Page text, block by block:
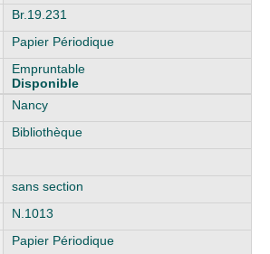
Br.19.231
Papier Périodique
Empruntable
Disponible
Nancy
Bibliothèque
sans section
N.1013
Papier Périodique